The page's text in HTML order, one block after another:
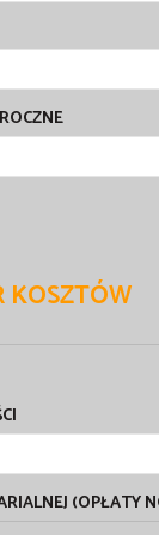
(OPŁATY